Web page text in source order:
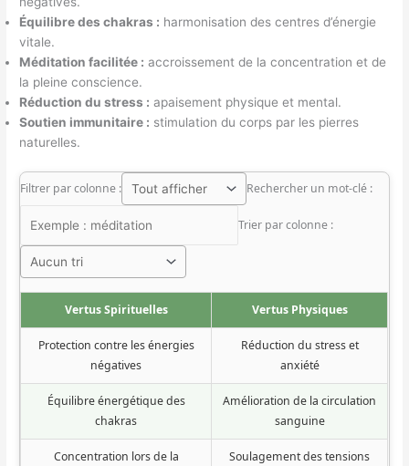
Équilibre des chakras : harmonisation des centres d’énergie
vitale.
Méditation facilitée : accroissement de la concentration et de
la pleine conscience.
Réduction du stress : apaisement physique et mental.
Soutien immunitaire : stimulation du corps par les pierres
naturelles.
Filtrer par colonne : Rechercher un mot-clé :
Trier par colonne :
Vertus Spirituelles Vertus Physiques
Protection contre les énergies
négatives
Réduction du stress et
anxiété
Équilibre énergétique des
chakras
Amélioration de la circulation
sanguine
Concentration lors de la
Soulagement des tensions